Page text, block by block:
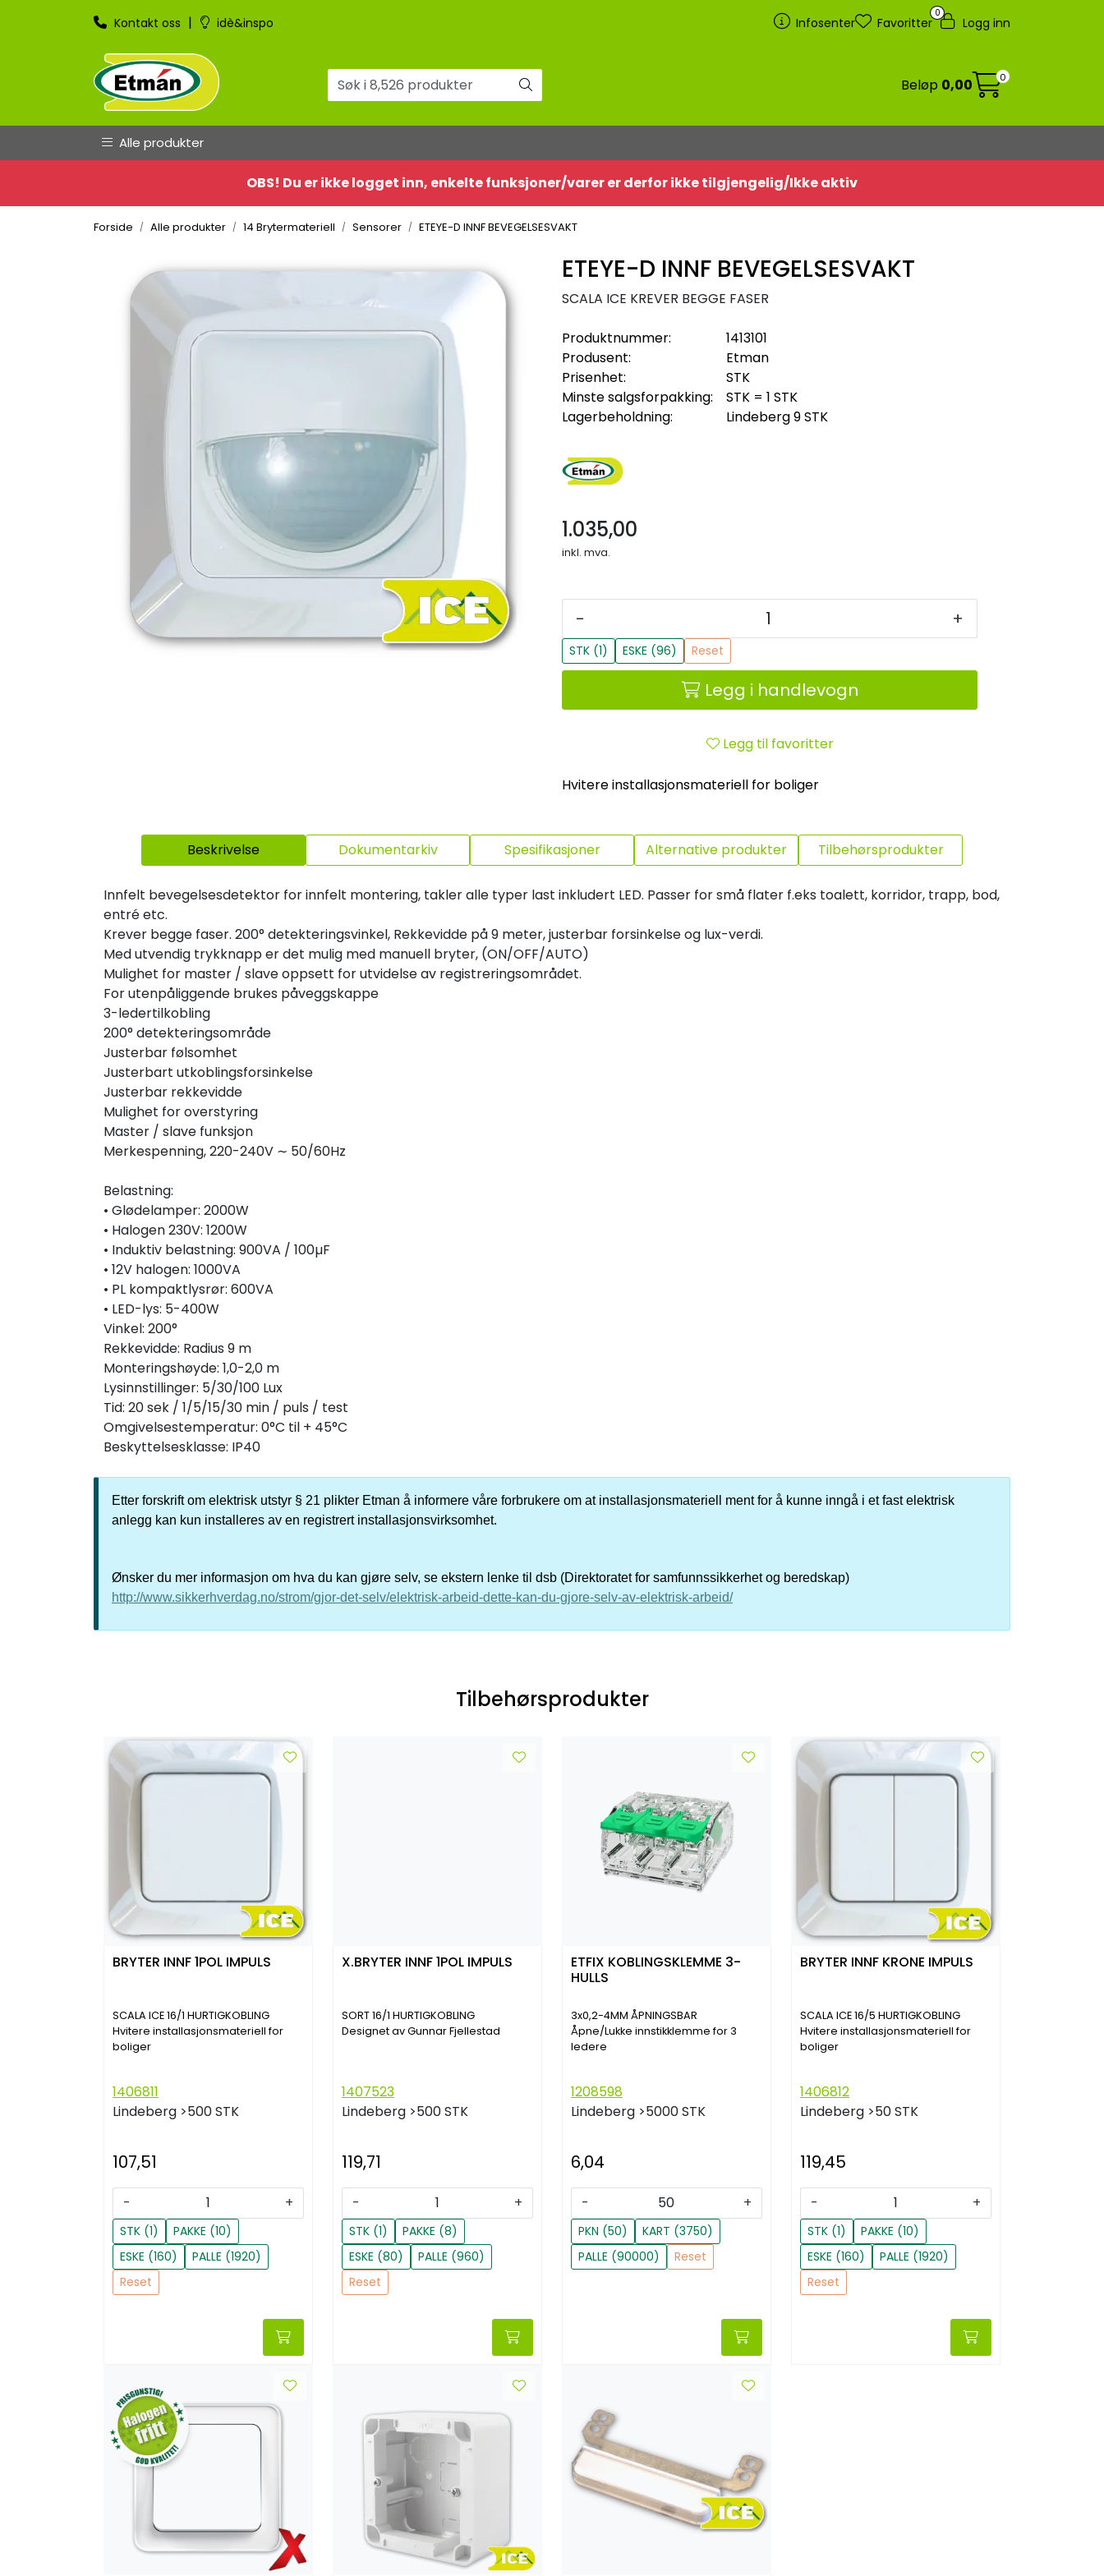
Kontakt oss | idè&inspo Infosenter
0
Favoritter Logg inn
Beløp 0,00 0
Alle produkter
OBS! Du er ikke logget inn, enkelte funksjoner/varer er derfor ikke tilgjengelig/Ikke aktiv
Forside Alle produkter 14 Brytermateriell Sensorer ETEYE-D INNF BEVEGELSESVAKT
ETEYE-D INNF BEVEGELSESVAKT
SCALA ICE KREVER BEGGE FASER
Produktnummer:
1413101
Produsent:
Etman
Prisenhet:
STK
Minste salgsforpakking:
STK = 1 STK
Lagerbeholdning:
Lindeberg9 STK
1.035,00
inkl. mva.
- +
STK (1) ESKE (96) Reset
Legg i handlevogn
Legg til favoritter
Hvitere installasjonsmateriell for boliger
Beskrivelse Dokumentarkiv Spesifikasjoner Alternative produkter Tilbehørsprodukter
Innfelt bevegelsesdetektor for innfelt montering, takler alle typer last inkludert LED. Passer for små flater f.eks toalett, korridor, trapp, bod,
entré etc.
Krever begge faser. 200° detekteringsvinkel, Rekkevidde på 9 meter, justerbar forsinkelse og lux-verdi.
Med utvendig trykknapp er det mulig med manuell bryter, (ON/OFF/AUTO)
Mulighet for master / slave oppsett for utvidelse av registreringsområdet.
For utenpåliggende brukes påveggskappe
3-ledertilkobling
200° detekteringsområde
Justerbar følsomhet
Justerbart utkoblingsforsinkelse
Justerbar rekkevidde
Mulighet for overstyring
Master / slave funksjon
Merkespenning, 220-240V ∼ 50/60Hz
Belastning:
• Glødelamper: 2000W
• Halogen 230V: 1200W
• Induktiv belastning: 900VA / 100µF
• 12V halogen: 1000VA
• PL kompaktlysrør: 600VA
• LED-lys: 5-400W
Vinkel: 200°
Rekkevidde: Radius 9 m
Monteringshøyde: 1,0-2,0 m
Lysinnstillinger: 5/30/100 Lux
Tid: 20 sek / 1/5/15/30 min / puls / test
Omgivelsestemperatur: 0°C til + 45°C
Beskyttelsesklasse: IP40
Etter forskrift om elektrisk utstyr § 21 plikter Etman å informere våre forbrukere om at installasjonsmateriell ment for å kunne inngå i et fast elektrisk
anlegg kan kun installeres av en registrert installasjonsvirksomhet.
Ønsker du mer informasjon om hva du kan gjøre selv, se ekstern lenke til dsb (Direktoratet for samfunnssikkerhet og beredskap)
http://www.sikkerhverdag.no/strom/gjor-det-selv/elektrisk-arbeid-dette-kan-du-gjore-selv-av-elektrisk-arbeid/
Tilbehørsprodukter
BRYTER INNF 1POL IMPULS
SCALA ICE 16/1 HURTIGKOBLING
Hvitere installasjonsmateriell for
boliger
1406811
Lindeberg >500 STK
107,51
- +
STK (1)
PAKKE (10)
ESKE (160)
PALLE (1920)
Reset
X.BRYTER INNF 1POL IMPULS
SORT 16/1 HURTIGKOBLING
Designet av Gunnar Fjellestad
1407523
Lindeberg >500 STK
119,71
- +
STK (1)
PAKKE (8)
ESKE (80)
PALLE (960)
Reset
ETFIX KOBLINGSKLEMME 3-
HULLS
3x0,2-4MM ÅPNINGSBAR
Åpne/Lukke innstikklemme for 3
ledere
1208598
Lindeberg >5000 STK
6,04
- +
PKN (50)
KART (3750)
PALLE (90000)
Reset
BRYTER INNF KRONE IMPULS
SCALA ICE 16/5 HURTIGKOBLING
Hvitere installasjonsmateriell for
boliger
1406812
Lindeberg >50 STK
119,45
- +
STK (1)
PAKKE (10)
ESKE (160)
PALLE (1920)
Reset